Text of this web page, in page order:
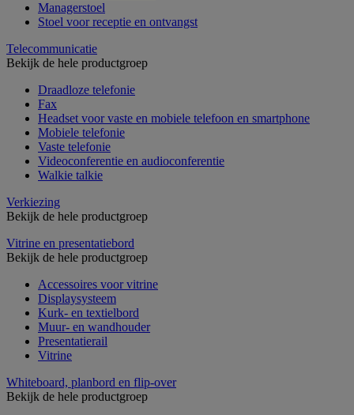
Managerstoel
Stoel voor receptie en ontvangst
Telecommunicatie
Bekijk de hele productgroep
Draadloze telefonie
Fax
Headset voor vaste en mobiele telefoon en smartphone
Mobiele telefonie
Vaste telefonie
Videoconferentie en audioconferentie
Walkie talkie
Verkiezing
Bekijk de hele productgroep
Vitrine en presentatiebord
Bekijk de hele productgroep
Accessoires voor vitrine
Displaysysteem
Kurk- en textielbord
Muur- en wandhouder
Presentatierail
Vitrine
Whiteboard, planbord en flip-over
Bekijk de hele productgroep